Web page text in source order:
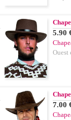
5.90
Ouest
7.00